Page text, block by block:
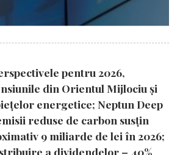
pentru 2026,
din Orientul Mijlociu și
energetice; Neptun Deep
reduse de carbon susțin
9 miliarde de lei în 2026;
a dividendelor – 40%